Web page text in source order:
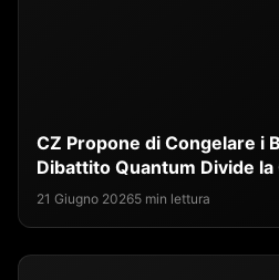
CZ Propone di Congelare i
Dibattito Quantum Divide
21 Giugno 20265 min lettura